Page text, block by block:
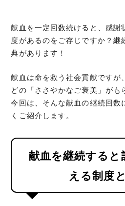
献血を一定回数続けると、感謝
度があるのをご存じですか？継
典があります！
献血は命を救う社会貢献ですが
どの「ささやかなご褒美」がも
今回は、そんな献血の継続回数
くご紹介します。
献血を継続すると
える制度